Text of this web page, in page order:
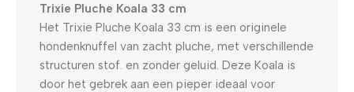
Trixie Pluche Koala 33 cm
Het Trixie Pluche Koala 33 cm is een originele
hondenknuffel van zacht pluche, met verschillende
structuren stof. en zonder geluid. Deze Koala is
door het gebrek aan een pieper ideaal voor